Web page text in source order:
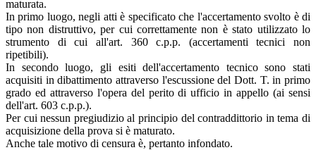
maturata.
In primo luogo, negli atti è specificato che l'accertamento svolto è di
tipo non distruttivo, per cui correttamente non è stato utilizzato lo
strumento di cui all'art. 360 c.p.p. (accertamenti tecnici non
ripetibili).
In secondo luogo, gli esiti dell'accertamento tecnico sono stati
acquisiti in dibattimento attraverso l'escussione del Dott. T. in primo
grado ed attraverso l'opera del perito di ufficio in appello (ai sensi
dell'art. 603 c.p.p.).
Per cui nessun pregiudizio al principio del contraddittorio in tema di
acquisizione della prova si è maturato.
Anche tale motivo di censura è, pertanto infondato.